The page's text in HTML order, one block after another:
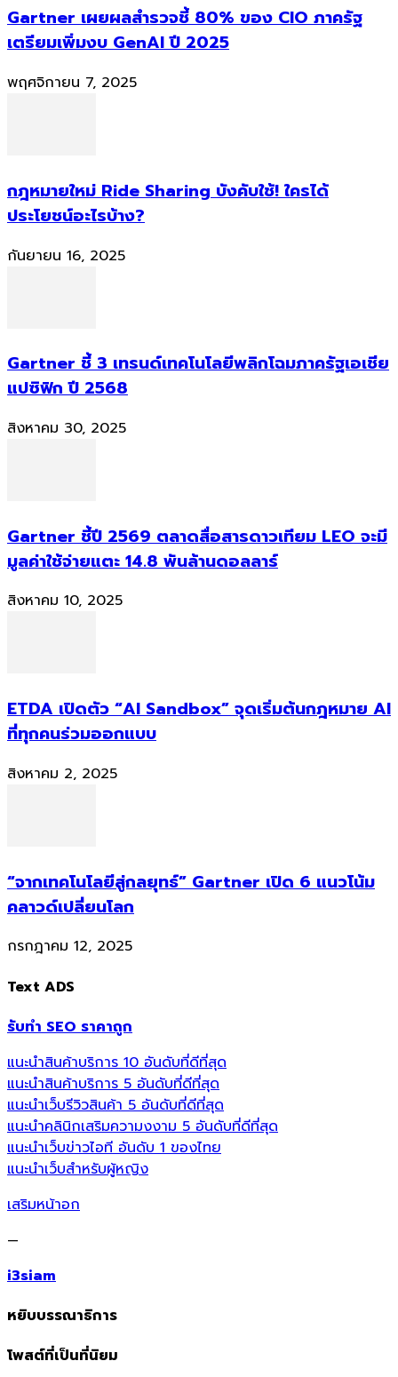
Gartner เผยผลสำรวจชี้ 80% ของ CIO ภาครัฐ
เตรียมเพิ่มงบ GenAI ปี 2025
พฤศจิกายน 7, 2025
กฎหมายใหม่ Ride Sharing บังคับใช้! ใครได้
ประโยชน์อะไรบ้าง?
กันยายน 16, 2025
Gartner ชี้ 3 เทรนด์เทคโนโลยีพลิกโฉมภาครัฐเอเชีย
แปซิฟิก ปี 2568
สิงหาคม 30, 2025
Gartner ชี้ปี 2569 ตลาดสื่อสารดาวเทียม LEO จะมี
มูลค่าใช้จ่ายแตะ 14.8 พันล้านดอลลาร์
สิงหาคม 10, 2025
ETDA เปิดตัว “AI Sandbox” จุดเริ่มต้นกฎหมาย AI
ที่ทุกคนร่วมออกแบบ
สิงหาคม 2, 2025
“จากเทคโนโลยีสู่กลยุทธ์” Gartner เปิด 6 แนวโน้ม
คลาวด์เปลี่ยนโลก
กรกฎาคม 12, 2025
Text ADS
รับทำ SEO ราคาถูก
แนะนำสินค้าบริการ 10 อันดับที่ดีที่สุด
แนะนำสินค้าบริการ 5 อันดับที่ดีที่สุด
แนะนำเว็บรีวิวสินค้า 5 อันดับที่ดีที่สุด
แนะนำคลินิกเสริมความงงาม 5 อันดับที่ดีที่สุด
แนะนำเว็บข่าวไอที อันดับ 1 ของไทย
แนะนำเว็บสำหรับผู้หญิง
เสริมหน้าอก
—
i3siam
หยิบบรรณาธิการ
โพสต์ที่เป็นที่นิยม